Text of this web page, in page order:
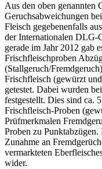
Aus den oben genannten
Geruchsabweichungen
Fleisch gegebenenfalls
der Internationalen DLG-
gerade im Jahr 2012 gab
Frischfleischproben
(Stallgeruch/
Frischfleisch (gewürzt
getestet. Dabei wurden
festgestellt. Dies sind ca.
Frischfleisch-Proben
Prüfmerkmalen
Proben zu
Zunahme an
vermarkteten
wider.